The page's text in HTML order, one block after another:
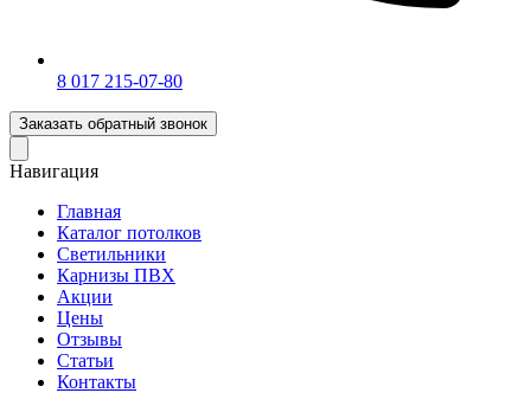
‎8 017 215-07-80
Заказать обратный звонок
Навигация
Главная
Каталог потолков
Светильники
Карнизы ПВХ
Акции
Цены
Отзывы
Статьи
Контакты